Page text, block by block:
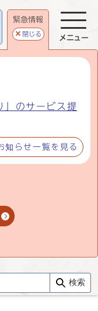
緊急情報
閉じる
」のサービス提
知らせ一覧を見る
メニュー
検索